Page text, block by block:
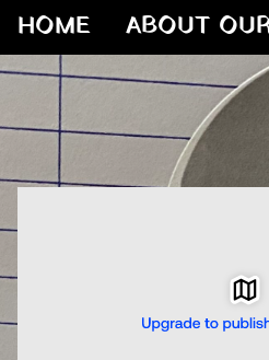
HOME ABOUT